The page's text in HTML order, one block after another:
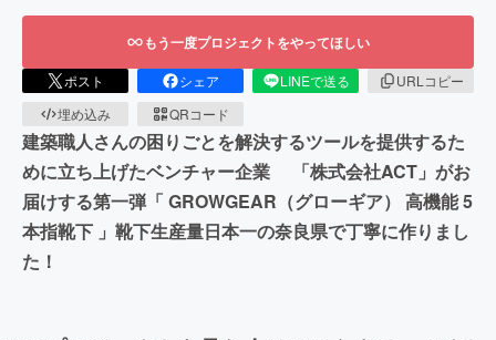
もう一度プロジェクトをやってほしい
ポスト シェア LINEで送る
URLコピー
埋め込み
QRコード
建築職人さんの困りごとを解決するツールを提供するた
めに立ち上げたベンチャー企業 「株式会社ACT」がお
届けする第一弾「 GROWGEAR（グローギア） 高機能 5
本指靴下 」靴下生産量日本一の奈良県で丁寧に作りまし
た！